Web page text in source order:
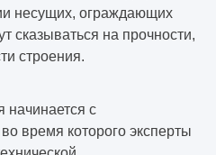
несущих, ограждающих
сказываться на прочности,
строения.
начинается с
время которого эксперты